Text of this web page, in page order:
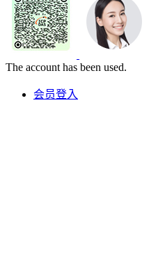
The account has been used.
会员登入